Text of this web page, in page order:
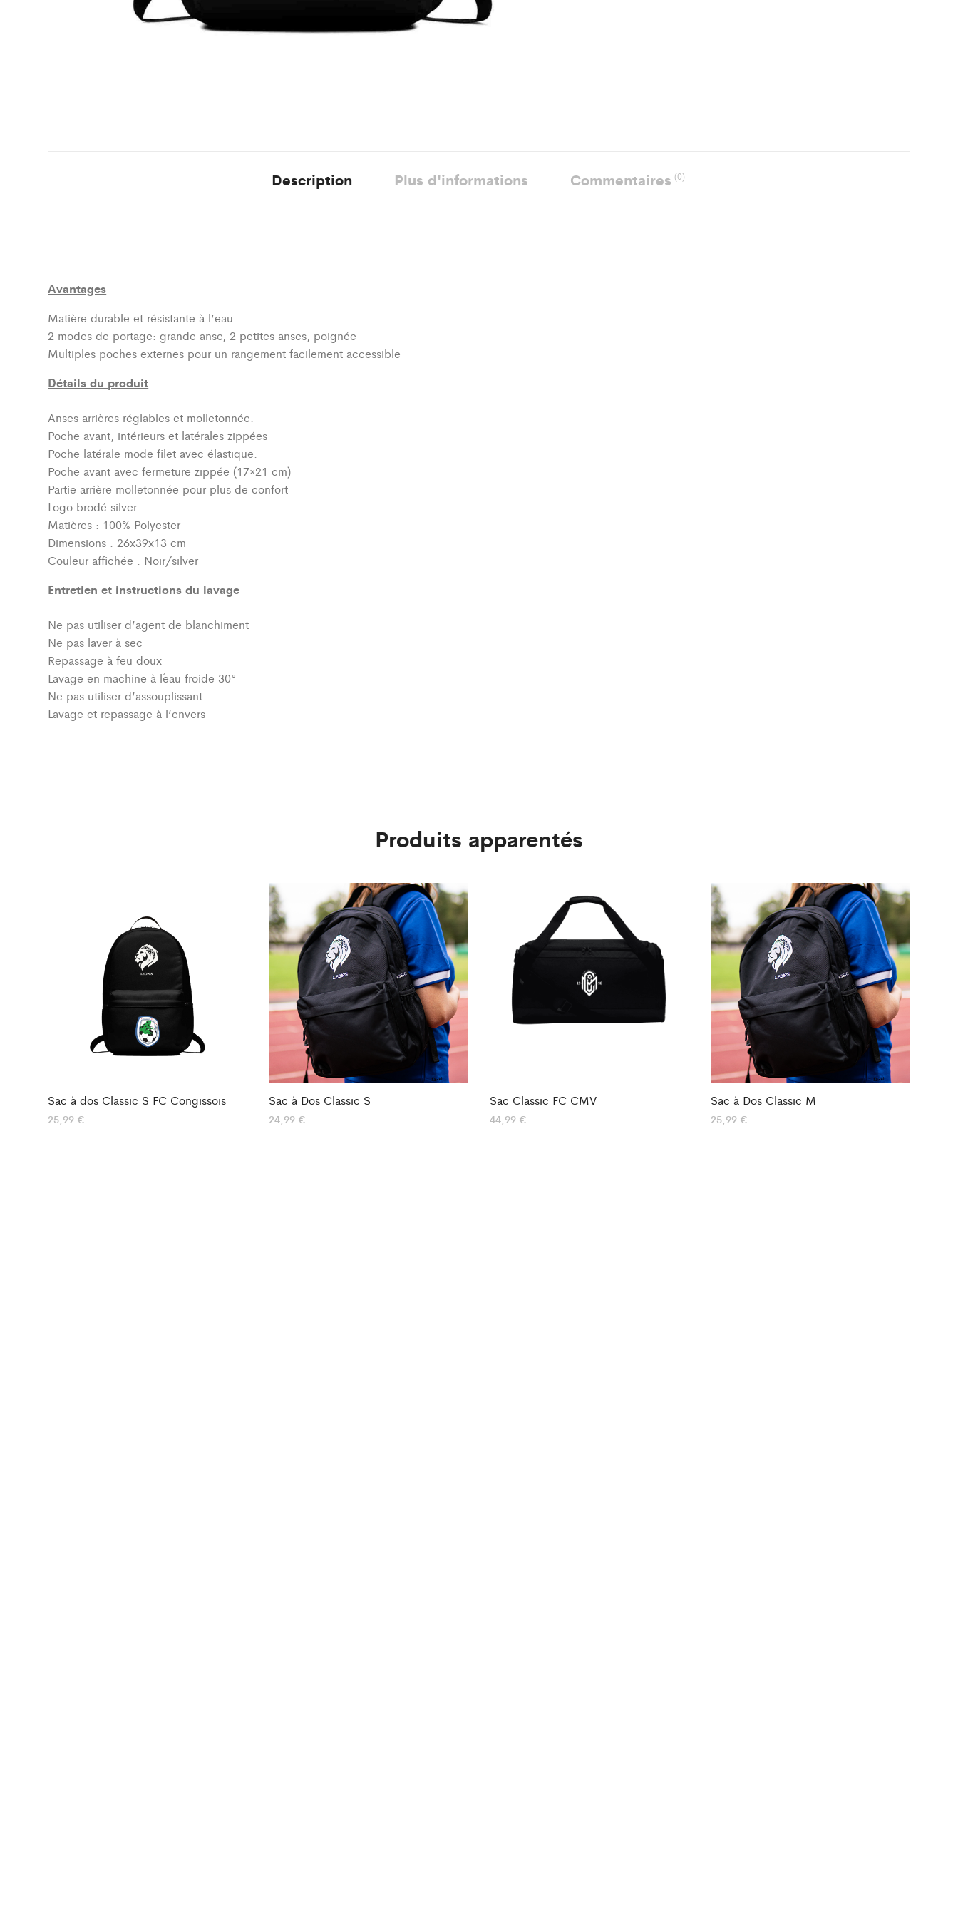
Description Plus d'informations Commentaires(0)
Avantages
Matière durable et résistante à l’eau
2 modes de portage: grande anse, 2 petites anses, poignée
Multiples poches externes pour un rangement facilement accessible
Détails du produit
Anses arrières réglables et molletonnée.
Poche avant, intérieurs et latérales zippées
Poche latérale mode filet avec élastique.
Poche avant avec fermeture zippée (17×21 cm)
Partie arrière molletonnée pour plus de confort
Logo brodé silver
Matières : 100% Polyester
Dimensions : 26x39x13 cm
Couleur affichée : Noir/silver
Entretien et instructions du lavage
Ne pas utiliser d’agent de blanchiment
Ne pas laver à sec
Repassage à feu doux
Lavage en machine à l´eau froide 30°
Ne pas utiliser d’assouplissant
Lavage et repassage à l’envers
Produits apparentés
Sac à dos Classic S FC Congissois
25,99 €
Sac à Dos Classic S
24,99 €
Sac Classic FC CMV
44,99 €
Sac à Dos Classic M
25,99 €